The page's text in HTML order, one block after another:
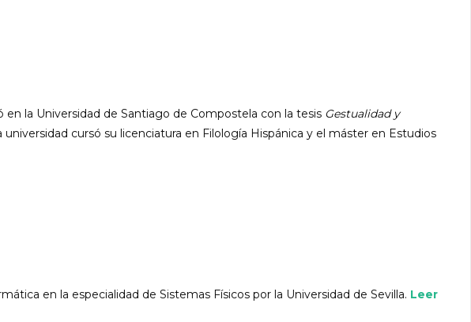
la Universidad de Santiago de Compostela con la tesis Gestualidad y
universidad cursó su licenciatura en Filología Hispánica y el máster en Estudios
en la especialidad de Sistemas Físicos por la Universidad de Sevilla. Leer